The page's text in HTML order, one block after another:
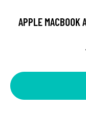
APPLE MACBOOK